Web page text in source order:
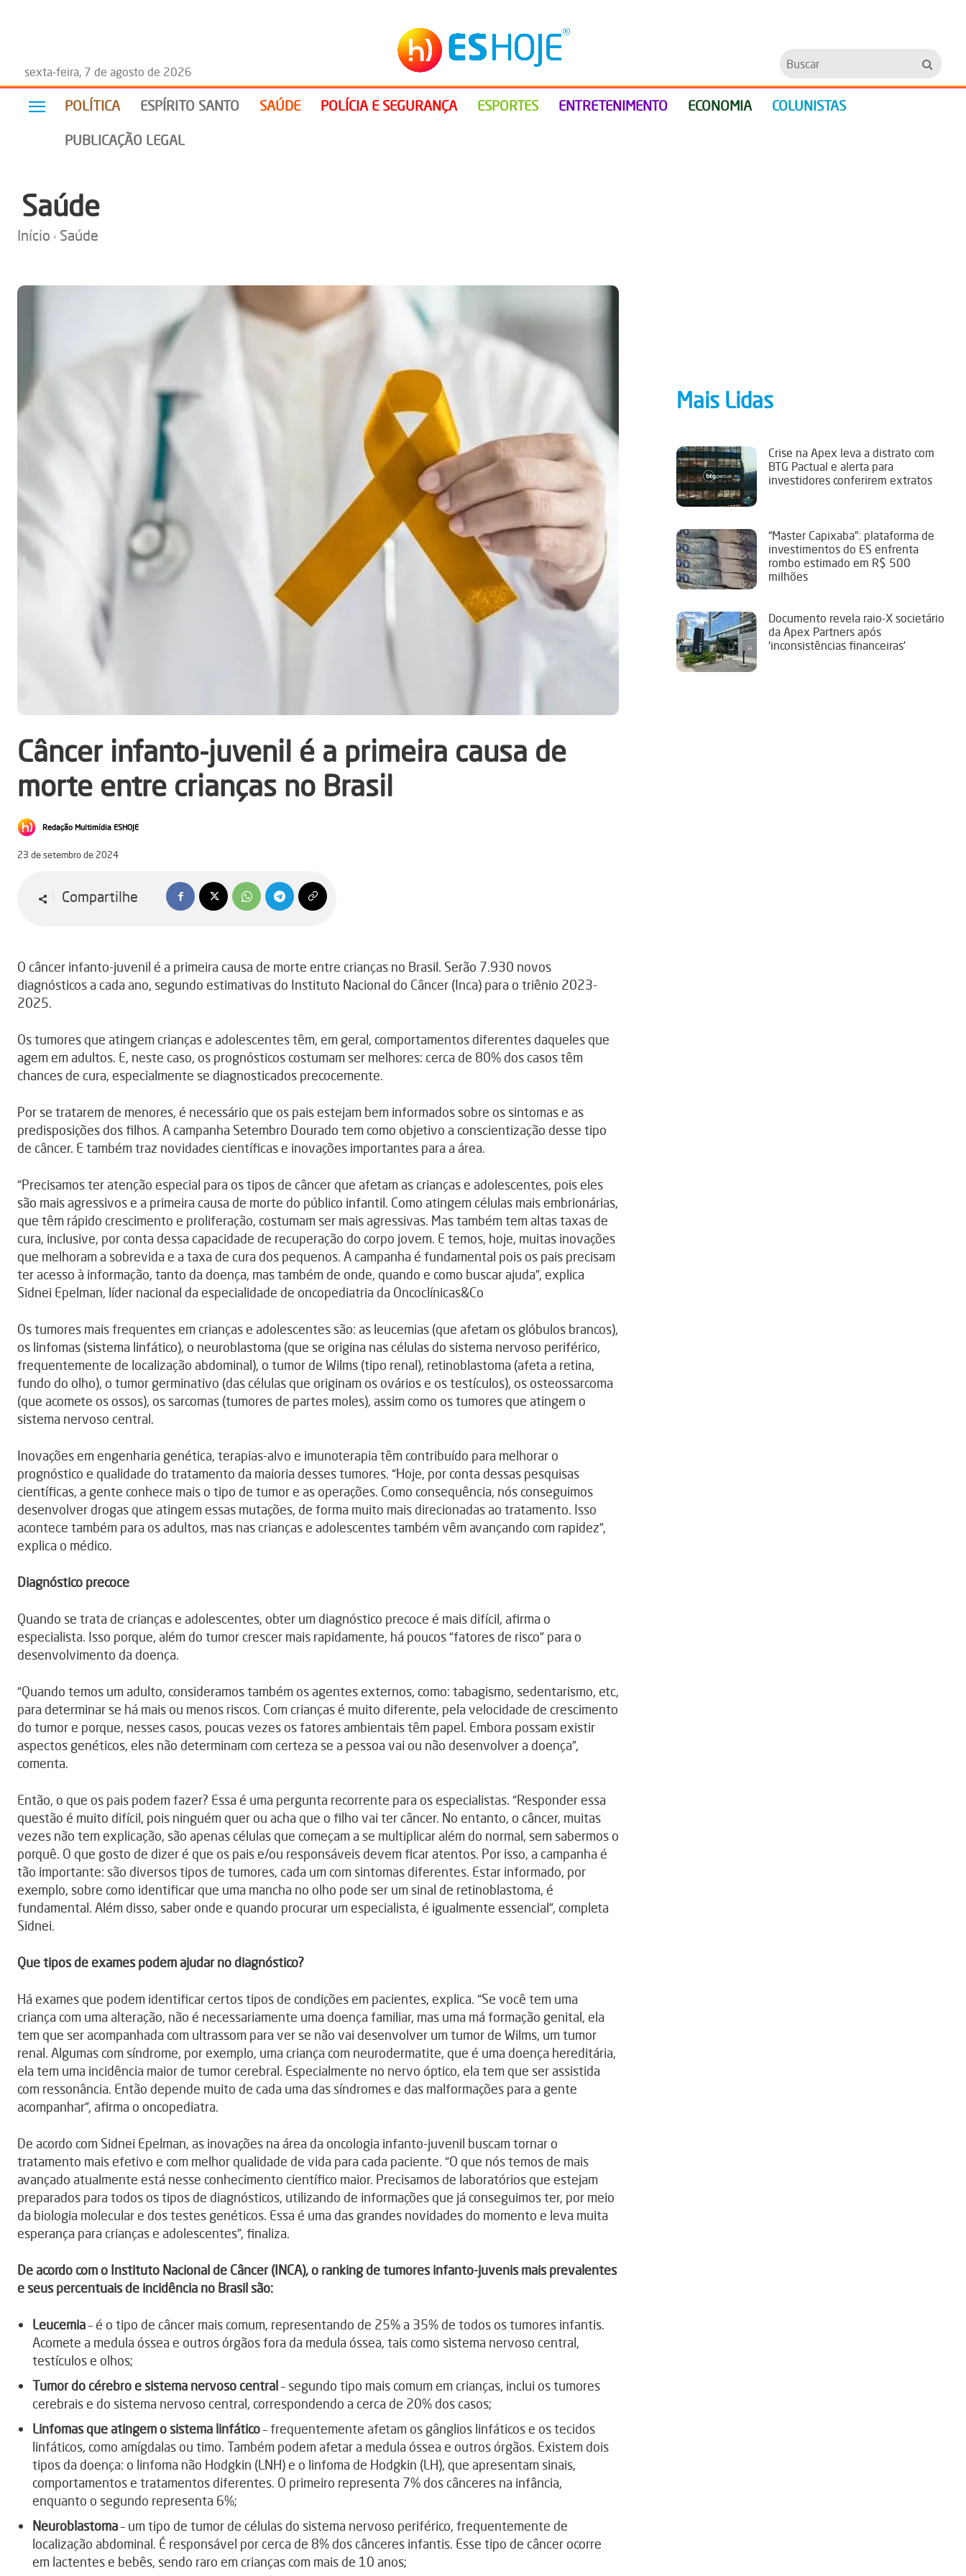
sexta-feira, 7 de agosto de 2026
Buscar
POLÍTICA ESPÍRITO SANTO SAÚDE POLÍCIA E SEGURANÇA ESPORTES ENTRETENIMENTO ECONOMIA COLUNISTAS
PUBLICAÇÃO LEGAL
Saúde
Início Saúde
Câncer infanto-juvenil é a primeira causa de
morte entre crianças no Brasil
Redação Multimídia ESHOJE
23 de setembro de 2024
Compartilhe
O câncer infanto-juvenil é a primeira causa de morte entre crianças no Brasil. Serão 7.930 novos
diagnósticos a cada ano, segundo estimativas do Instituto Nacional do Câncer (Inca) para o triênio 2023-
2025.
Os tumores que atingem crianças e adolescentes têm, em geral, comportamentos diferentes daqueles que
agem em adultos. E, neste caso, os prognósticos costumam ser melhores: cerca de 80% dos casos têm
chances de cura, especialmente se diagnosticados precocemente.
Por se tratarem de menores, é necessário que os pais estejam bem informados sobre os sintomas e as
predisposições dos filhos. A campanha Setembro Dourado tem como objetivo a conscientização desse tipo
de câncer. E também traz novidades científicas e inovações importantes para a área.
“Precisamos ter atenção especial para os tipos de câncer que afetam as crianças e adolescentes, pois eles
são mais agressivos e a primeira causa de morte do público infantil. Como atingem células mais embrionárias,
que têm rápido crescimento e proliferação, costumam ser mais agressivas. Mas também tem altas taxas de
cura, inclusive, por conta dessa capacidade de recuperação do corpo jovem. E temos, hoje, muitas inovações
que melhoram a sobrevida e a taxa de cura dos pequenos. A campanha é fundamental pois os pais precisam
ter acesso à informação, tanto da doença, mas também de onde, quando e como buscar ajuda”, explica
Sidnei Epelman, líder nacional da especialidade de oncopediatria da Oncoclínicas&Co
Os tumores mais frequentes em crianças e adolescentes são: as leucemias (que afetam os glóbulos brancos),
os linfomas (sistema linfático), o neuroblastoma (que se origina nas células do sistema nervoso periférico,
frequentemente de localização abdominal), o tumor de Wilms (tipo renal), retinoblastoma (afeta a retina,
fundo do olho), o tumor germinativo (das células que originam os ovários e os testículos), os osteossarcoma
(que acomete os ossos), os sarcomas (tumores de partes moles), assim como os tumores que atingem o
sistema nervoso central.
Inovações em engenharia genética, terapias-alvo e imunoterapia têm contribuído para melhorar o
prognóstico e qualidade do tratamento da maioria desses tumores. “Hoje, por conta dessas pesquisas
científicas, a gente conhece mais o tipo de tumor e as operações. Como consequência, nós conseguimos
desenvolver drogas que atingem essas mutações, de forma muito mais direcionadas ao tratamento. Isso
acontece também para os adultos, mas nas crianças e adolescentes também vêm avançando com rapidez”,
explica o médico.
Diagnóstico precoce
Quando se trata de crianças e adolescentes, obter um diagnóstico precoce é mais difícil, afirma o
especialista. Isso porque, além do tumor crescer mais rapidamente, há poucos “fatores de risco” para o
desenvolvimento da doença.
“Quando temos um adulto, consideramos também os agentes externos, como: tabagismo, sedentarismo, etc,
para determinar se há mais ou menos riscos. Com crianças é muito diferente, pela velocidade de crescimento
do tumor e porque, nesses casos, poucas vezes os fatores ambientais têm papel. Embora possam existir
aspectos genéticos, eles não determinam com certeza se a pessoa vai ou não desenvolver a doença”,
comenta.
Então, o que os pais podem fazer? Essa é uma pergunta recorrente para os especialistas. “Responder essa
questão é muito difícil, pois ninguém quer ou acha que o filho vai ter câncer. No entanto, o câncer, muitas
vezes não tem explicação, são apenas células que começam a se multiplicar além do normal, sem sabermos o
porquê. O que gosto de dizer é que os pais e/ou responsáveis devem ficar atentos. Por isso, a campanha é
tão importante: são diversos tipos de tumores, cada um com sintomas diferentes. Estar informado, por
exemplo, sobre como identificar que uma mancha no olho pode ser um sinal de retinoblastoma, é
fundamental. Além disso, saber onde e quando procurar um especialista, é igualmente essencial”, completa
Sidnei.
Que tipos de exames podem ajudar no diagnóstico?
Há exames que podem identificar certos tipos de condições em pacientes, explica. “Se você tem uma
criança com uma alteração, não é necessariamente uma doença familiar, mas uma má formação genital, ela
tem que ser acompanhada com ultrassom para ver se não vai desenvolver um tumor de Wilms, um tumor
renal. Algumas com síndrome, por exemplo, uma criança com neurodermatite, que é uma doença hereditária,
ela tem uma incidência maior de tumor cerebral. Especialmente no nervo óptico, ela tem que ser assistida
com ressonância. Então depende muito de cada uma das síndromes e das malformações para a gente
acompanhar”, afirma o oncopediatra.
De acordo com Sidnei Epelman, as inovações na área da oncologia infanto-juvenil buscam tornar o
tratamento mais efetivo e com melhor qualidade de vida para cada paciente. “O que nós temos de mais
avançado atualmente está nesse conhecimento científico maior. Precisamos de laboratórios que estejam
preparados para todos os tipos de diagnósticos, utilizando de informações que já conseguimos ter, por meio
da biologia molecular e dos testes genéticos. Essa é uma das grandes novidades do momento e leva muita
esperança para crianças e adolescentes”, finaliza.
De acordo com o Instituto Nacional de Câncer (INCA), o ranking de tumores infanto-juvenis mais prevalentes
e seus percentuais de incidência no Brasil são:
Leucemia– é o tipo de câncer mais comum, representando de 25% a 35% de todos os tumores infantis.
Acomete a medula óssea e outros órgãos fora da medula óssea, tais como sistema nervoso central,
testículos e olhos;
Tumor do cérebro e sistema nervoso central– segundo tipo mais comum em crianças, inclui os tumores
cerebrais e do sistema nervoso central, correspondendo a cerca de 20% dos casos;
Linfomas que atingem o sistema linfático– frequentemente afetam os gânglios linfáticos e os tecidos
linfáticos, como amígdalas ou timo. Também podem afetar a medula óssea e outros órgãos. Existem dois
tipos da doença: o linfoma não Hodgkin (LNH) e o linfoma de Hodgkin (LH), que apresentam sinais,
comportamentos e tratamentos diferentes. O primeiro representa 7% dos cânceres na infância,
enquanto o segundo representa 6%;
Neuroblastoma– um tipo de tumor de células do sistema nervoso periférico, frequentemente de
localização abdominal. É responsável por cerca de 8% dos cânceres infantis. Esse tipo de câncer ocorre
em lactentes e bebês, sendo raro em crianças com mais de 10 anos;
Mais Lidas
Crise na Apex leva a distrato com
BTG Pactual e alerta para
investidores conferirem extratos
“Master Capixaba”: plataforma de
investimentos do ES enfrenta
rombo estimado em R$ 500
milhões
Documento revela raio-X societário
da Apex Partners após
‘inconsistências financeiras’